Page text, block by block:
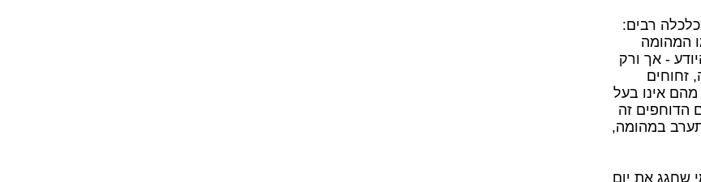
רבים:
המהומה
- אך ורק
זחוחים
אינו בעל
הדוחפים זה
במהומה,
שחגג את יום